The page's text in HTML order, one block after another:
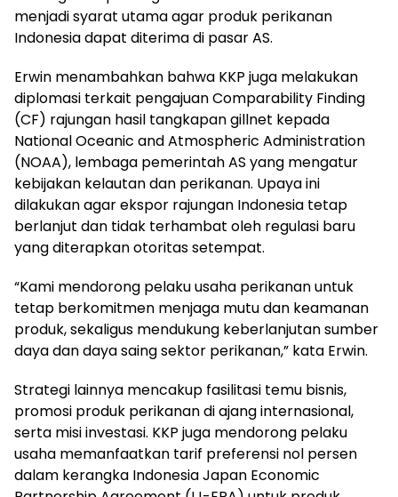
menjadi syarat utama agar produk perikanan
Indonesia dapat diterima di pasar AS.
Erwin menambahkan bahwa KKP juga melakukan
diplomasi terkait pengajuan Comparability Finding
(CF) rajungan hasil tangkapan gillnet kepada
National Oceanic and Atmospheric Administration
(NOAA), lembaga pemerintah AS yang mengatur
kebijakan kelautan dan perikanan. Upaya ini
dilakukan agar ekspor rajungan Indonesia tetap
berlanjut dan tidak terhambat oleh regulasi baru
yang diterapkan otoritas setempat.
“Kami mendorong pelaku usaha perikanan untuk
tetap berkomitmen menjaga mutu dan keamanan
produk, sekaligus mendukung keberlanjutan sumber
daya dan daya saing sektor perikanan,” kata Erwin.
Strategi lainnya mencakup fasilitasi temu bisnis,
promosi produk perikanan di ajang internasional,
serta misi investasi. KKP juga mendorong pelaku
usaha memanfaatkan tarif preferensi nol persen
dalam kerangka Indonesia Japan Economic